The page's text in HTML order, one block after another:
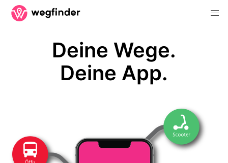
Deine Wege.
Deine App.